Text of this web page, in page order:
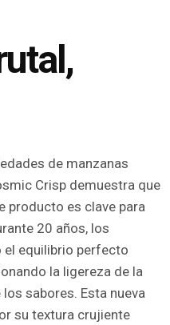
de manzanas
Crisp demuestra que
producto es clave para
20 años, los
el equilibrio perfecto
la ligereza de la
sabores. Esta nueva
su textura crujiente